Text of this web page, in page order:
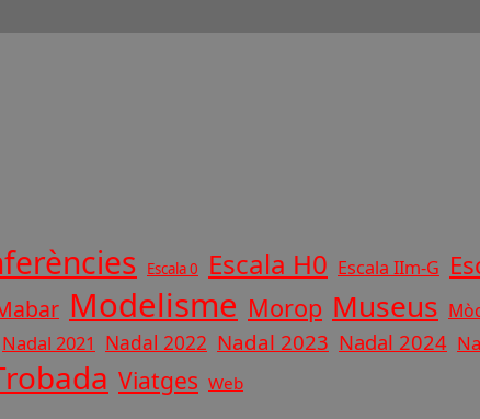
Escala 0 Escala H0 Escala IIm-G
Modelisme Morop Museus
Nadal 2021 Nadal 2022 Nadal 2023 Nadal 2024
Viatges Web